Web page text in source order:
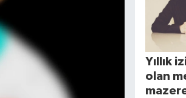
Yıllık
olan